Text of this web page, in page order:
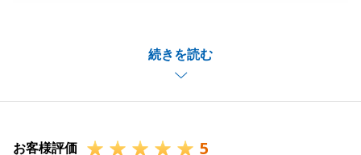
続きを読む
事にご成約できてよかったです。
今後もまた不動産売買のご相談がありましたら、是非
当社をご用命ください。
お客様評価 5